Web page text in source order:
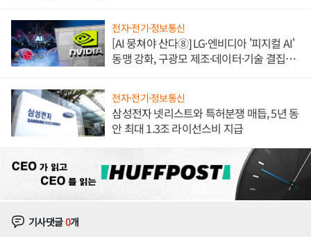
전자·전기·정보통신
[AI 뭉쳐야 산다⑧] LG·엔비디아 '피지컬 AI'
동맹 강화, 구광모 제조·데이터·기술 결집
전자·전기·정보통신
삼성전자 넷리스트와 특허분쟁 매듭, 5년 동
안 최대 1.3조 라이선스비 지급
기사댓글0개